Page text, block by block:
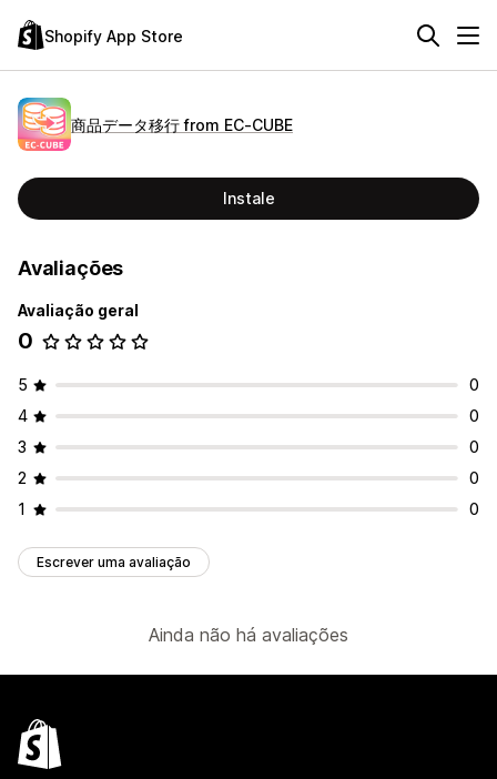
Shopify App Store
商品データ移行 from EC‑CUBE
Instale
Avaliações
Avaliação geral
0
5
0
4
0
3
0
2
0
1
0
Escrever uma avaliação
Ainda não há avaliações